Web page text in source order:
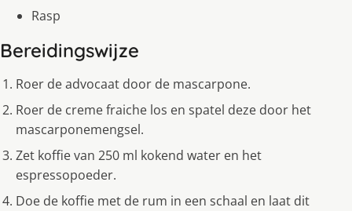
Rasp
Bereidingswijze
Roer de advocaat door de mascarpone.
Roer de creme fraiche los en spatel deze door het
mascarponemengsel.
Zet koffie van 250 ml kokend water en het
espressopoeder.
Doe de koffie met de rum in een schaal en laat dit